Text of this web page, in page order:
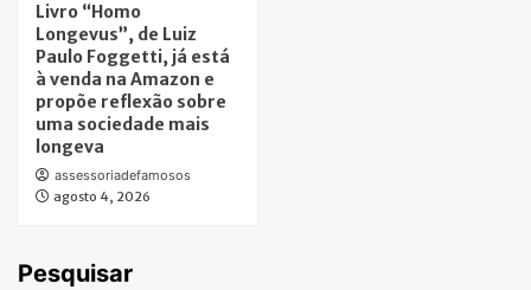
Livro “Homo
Longevus”, de Luiz
Paulo Foggetti, já está
à venda na Amazon e
propõe reflexão sobre
uma sociedade mais
longeva
assessoriadefamosos
agosto 4, 2026
Pesquisar